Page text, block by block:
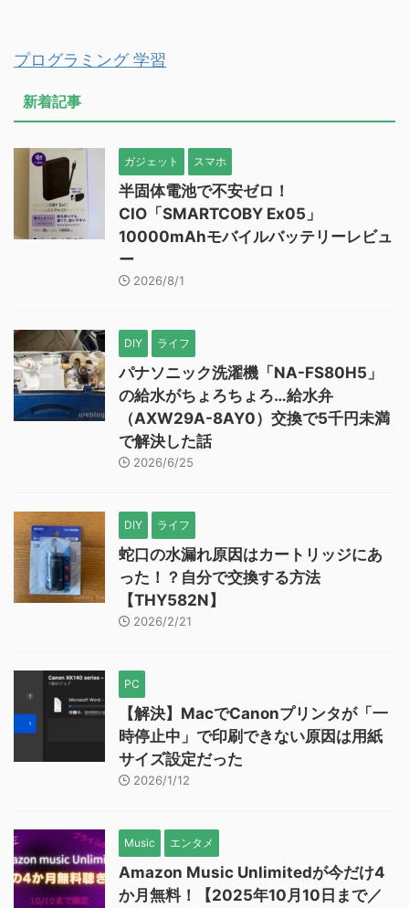
プログラミング 学習
新着記事
ガジェット スマホ
半固体電池で不安ゼロ！
CIO「SMARTCOBY Ex05」
10000mAhモバイルバッテリーレビュ
ー
2026/8/1
DIY ライフ
パナソニック洗濯機「NA-FS80H5」
の給水がちょろちょろ…給水弁
（AXW29A-8AY0）交換で5千円未満
で解決した話
2026/6/25
DIY ライフ
蛇口の水漏れ原因はカートリッジにあ
った！？自分で交換する方法
【THY582N】
2026/2/21
PC
【解決】MacでCanonプリンタが「一
時停止中」で印刷できない原因は用紙
サイズ設定だった
2026/1/12
Music エンタメ
Amazon Music Unlimitedが今だけ4
か月無料！【2025年10月10日まで／